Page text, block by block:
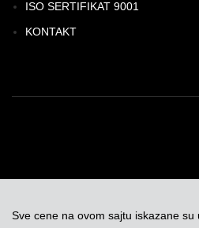
ISO SERTIFIKAT 9001
KONTAKT
Sve cene na ovom sajtu iskazane